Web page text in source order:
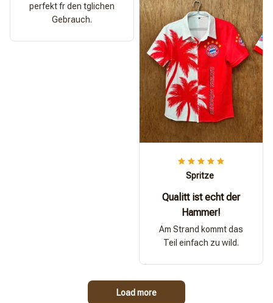
perfekt fr den tglichen
Gebrauch.
Spritze
Qualitt ist echt der
Hammer!
Am Strand kommt das
Teil einfach zu wild.
Load more